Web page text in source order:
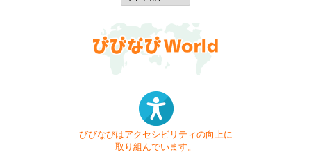
びびなびはアクセシビリティの向上に
取り組んでいます。